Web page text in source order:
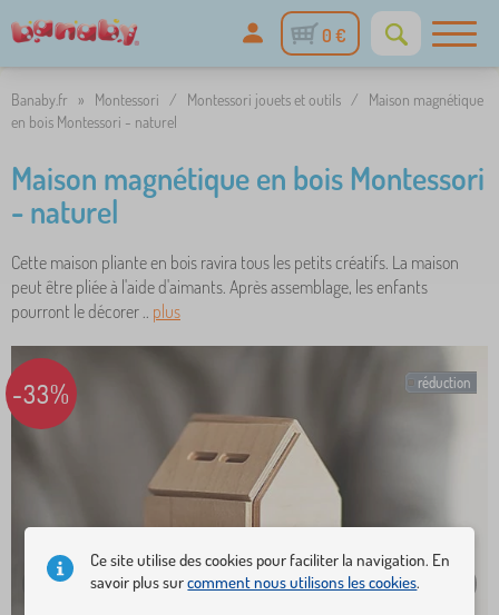
0 €
Banaby.fr » Montessori / Montessori jouets et outils /
Maison magnétique
en bois Montessori - naturel
Maison magnétique en bois Montessori
- naturel
Cette maison pliante en bois ravira tous les petits créatifs. La maison
peut être pliée à l'aide d'aimants. Après assemblage, les enfants
pourront le décorer .. plus
réduction
-33%
Ce site utilise des cookies pour faciliter la navigation. En
savoir plus surcomment nous utilisons les cookies.